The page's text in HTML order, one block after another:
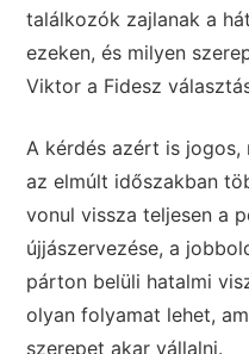
találkozók zajlanak a
ezeken, és milyen
Viktor a Fidesz
A kérdés azért is
az elmúlt időszakban
vonul vissza teljesen a
újjászervezése, a
párton belüli hatalmi
olyan folyamat lehet,
szerepet akar vállalni.